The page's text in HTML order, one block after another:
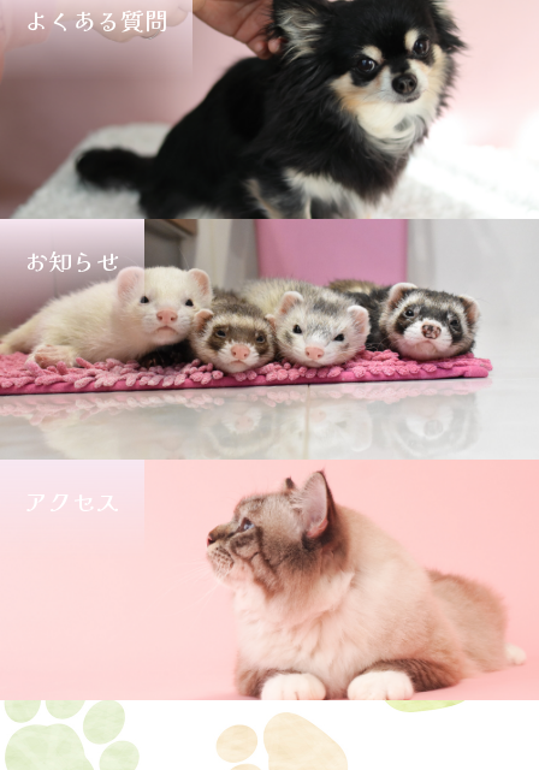
よくある質問
お知らせ
アクセス